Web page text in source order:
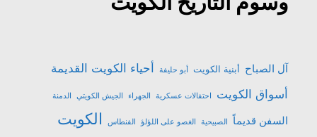
آل الصباح أبنية الكويت أبو حليفة
أحياء الكويت القديمة
أسواق الكويت
احتفالات عسكرية الجهراء الجيش الكويتي الدمنة
السفن قديماً الصبيحية الغصو على اللؤلؤ الفنطاس
الكويت